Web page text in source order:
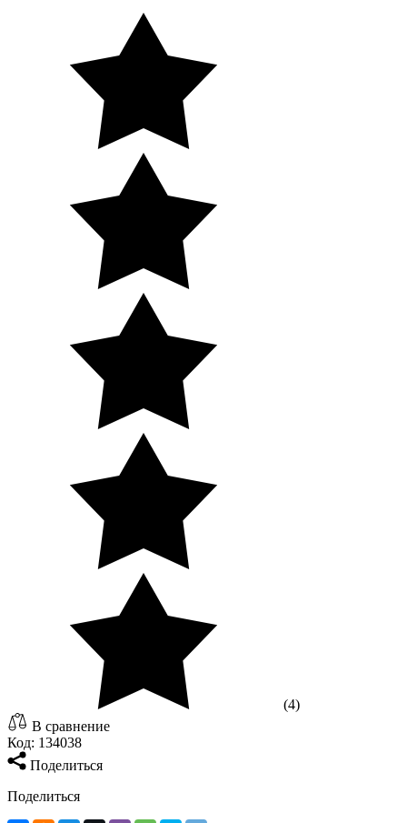
(4)
В сравнение
Код: 134038
Поделиться
Поделиться